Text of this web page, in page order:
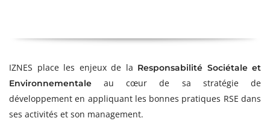
IZNES place les enjeux de la Responsabilité Sociétale et
Environnementale au cœur de sa stratégie de
développement en appliquant les bonnes pratiques RSE dans
ses activités et son management.